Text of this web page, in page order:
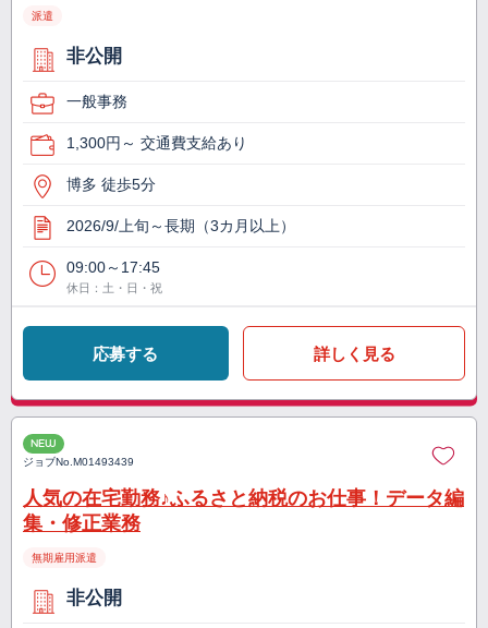
派遣
非公開
一般事務
1,300円～ 交通費支給あり
博多 徒歩5分
2026/9/上旬～長期（3カ月以上）
09:00～17:45
休日：土・日・祝
応募する 詳しく見る
NEW
ジョブNo.M01493439
人気の在宅勤務♪ふるさと納税のお仕事！データ編
集・修正業務
無期雇用派遣
非公開